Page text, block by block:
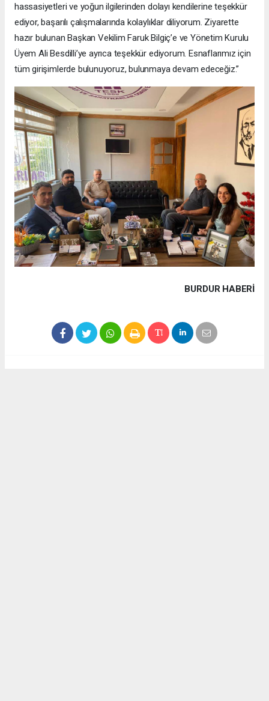
hassasiyetleri ve yoğun ilgilerinden dolayı kendilerine teşekkür
ediyor, başarılı çalışmalarında kolaylıklar diliyorum. Ziyarette
hazır bulunan Başkan Vekilim Faruk Bilgiç’e ve Yönetim Kurulu
Üyem Ali Besdilli’ye ayrıca teşekkür ediyorum. Esnaflarımız için
tüm girişimlerde bulunuyoruz, bulunmaya devam edeceğiz.”
BURDUR HABERİ